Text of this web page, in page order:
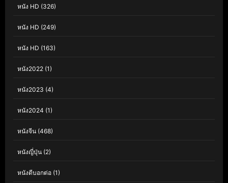
หนัง HD (326)
หนัง HD (249)
หนัง HD (163)
หนัง2022 (1)
หนัง2023 (4)
หนัง2024 (1)
หนังจีน (468)
หนังญี่ปุ่น (2)
หนังดีบอกต่อ (1)